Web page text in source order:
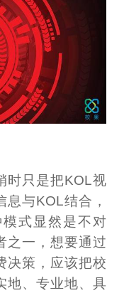
时只是把KOL视
与KOL结合，
式显然是不对
之一，想要通过
决策，应该把校
地、专业地、具